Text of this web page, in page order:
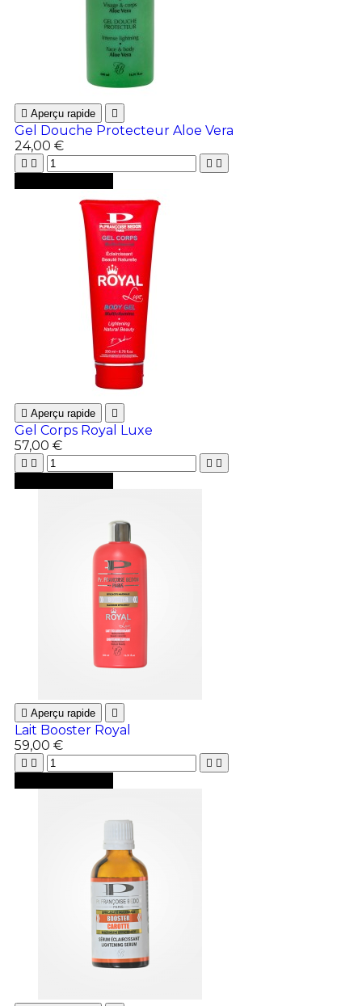
 Aperçu rapide 
Gel Douche Protecteur Aloe Vera
24,00 €
   
 Aperçu rapide 
Gel Corps Royal Luxe
57,00 €
   
 Aperçu rapide 
Lait Booster Royal
59,00 €
   